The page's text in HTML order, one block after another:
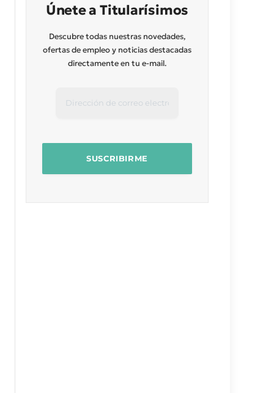
Únete a Titularísimos
Descubre todas nuestras novedades,
ofertas de empleo y noticias destacadas
directamente en tu e-mail.